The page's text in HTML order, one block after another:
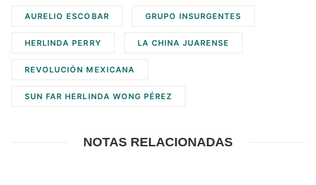
AURELIO ESCOBAR GRUPO INSURGENTES
HERLINDA PERRY LA CHINA JUARENSE
REVOLUCIÓN MEXICANA
SUN FAR HERLINDA WONG PÉREZ
NOTAS RELACIONADAS